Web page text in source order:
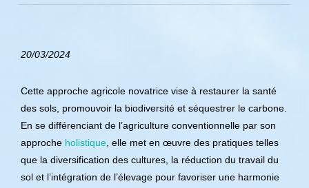
20/03/2024
Cette approche agricole novatrice vise à restaurer la santé
des sols, promouvoir la biodiversité et séquestrer le carbone.
En se différenciant de l’agriculture conventionnelle par son
approche holistique , elle met en œuvre des pratiques telles
que la diversification des cultures, la réduction du travail du
sol et l’intégration de l’élevage pour favoriser une harmonie